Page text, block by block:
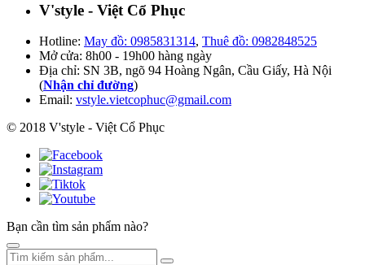
V'style - Việt Cổ Phục
Hotline: May đồ: 0985831314, Thuê đồ: 0982848525
Mở cửa: 8h00 - 19h00 hàng ngày
Địa chỉ: SN 3B, ngõ 94 Hoàng Ngân, Cầu Giấy, Hà Nội
(Nhận chỉ đường)
Email: vstyle.vietcophuc@gmail.com
© 2018 V'style - Việt Cổ Phục
Bạn cần tìm sản phẩm nào?